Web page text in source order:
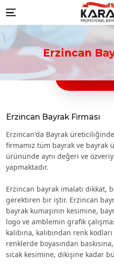
bayrakları Düzce Resmi Kurum Bayrakları Düzce ikili
Düzce türk bayrağı imalatçılarıDüzce
toptancısı
Menu
Erzincan
Erzincan Bayrak Firması
Erzincan'da Bayrak
firmamız tüm bayrak ve
ürününde aynı değeri ve
yapmaktadır.
Erzincan bayrak imalatı dikkat,
gerektiren bir iştir. Erzincan
bayrak kumaşının kesimine,
logo ve amblemin grafik
kalıbına, kalıbından renk
renklerde boyasından
sıcak kesimine, dikişine kadar